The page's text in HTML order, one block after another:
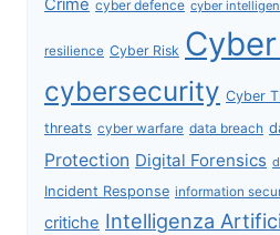
Crime cyber defence cyber
resilience Cyber Risk
cybersecurity Cyber
threats cyber warfare data breach
Protection Digital Forensics
Incident Response information
critiche Intelligenza